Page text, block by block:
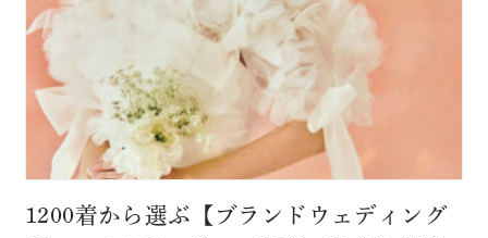
1200着から選ぶ【ブランドウェディング